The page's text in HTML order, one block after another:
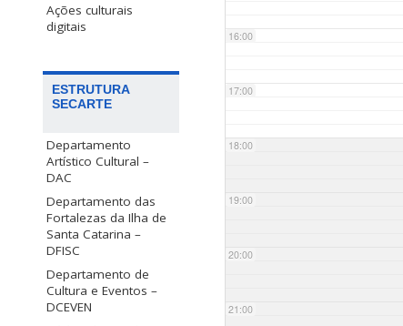
Ações culturais
digitais
ESTRUTURA
SECARTE
Departamento
Artístico Cultural –
DAC
Departamento das
Fortalezas da Ilha de
Santa Catarina –
DFISC
Departamento de
Cultura e Eventos –
DCEVEN
16:00
17:00
18:00
19:00
20:00
21:00